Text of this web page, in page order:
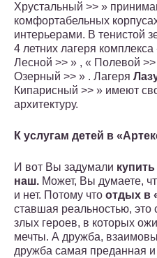
Хрустальный >> »
комфортабельных
интерьерами. В тенистой
4 летних лагеря комплекса
Лесной >> » , « Полевой
Озерный >> » . Лагеря
Кипарисный >> » имеют
архитектуру.
К услугам детей в
И вот Вы задумали
наш. Может, Вы думаете,
и нет. Потому что отдых в
ставшая реальностью, это
злых героев, в которых
мечты. А дружба,
дружба самая преданная и